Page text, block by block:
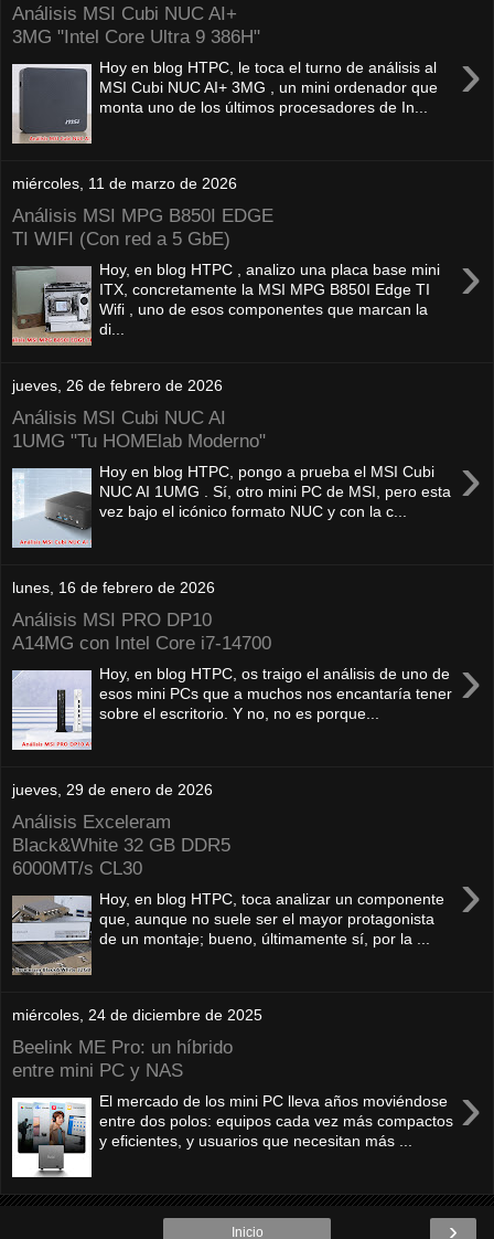
Análisis MSI Cubi NUC AI+
3MG "Intel Core Ultra 9 386H"
›
Hoy en blog HTPC, le toca el turno de análisis al
MSI Cubi NUC AI+ 3MG , un mini ordenador que
monta uno de los últimos procesadores de In...
miércoles, 11 de marzo de 2026
Análisis MSI MPG B850I EDGE
TI WIFI (Con red a 5 GbE)
›
Hoy, en blog HTPC , analizo una placa base mini
ITX, concretamente la MSI MPG B850I Edge TI
Wifi , uno de esos componentes que marcan la
di...
jueves, 26 de febrero de 2026
Análisis MSI Cubi NUC AI
1UMG "Tu HOMElab Moderno"
›
Hoy en blog HTPC, pongo a prueba el MSI Cubi
NUC AI 1UMG . Sí, otro mini PC de MSI, pero esta
vez bajo el icónico formato NUC y con la c...
lunes, 16 de febrero de 2026
Análisis MSI PRO DP10
A14MG con Intel Core i7-14700
›
Hoy, en blog HTPC, os traigo el análisis de uno de
esos mini PCs que a muchos nos encantaría tener
sobre el escritorio. Y no, no es porque...
jueves, 29 de enero de 2026
Análisis Exceleram
Black&White 32 GB DDR5
6000MT/s CL30
›
Hoy, en blog HTPC, toca analizar un componente
que, aunque no suele ser el mayor protagonista
de un montaje; bueno, últimamente sí, por la ...
miércoles, 24 de diciembre de 2025
Beelink ME Pro: un híbrido
entre mini PC y NAS
›
El mercado de los mini PC lleva años moviéndose
entre dos polos: equipos cada vez más compactos
y eficientes, y usuarios que necesitan más ...
›
Inicio